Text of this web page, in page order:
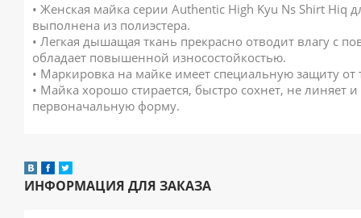
• Женская майка серии Authentic High Kyu Ns Shirt Hiq
выполнена из полиэстера.
• Легкая дышащая ткань прекрасно отводит влагу с
обладает повышенной износостойкостью.
• Маркировка на майке имеет специальную защиту от
• Майка хорошо стирается, быстро сохнет, не линяет и
первоначальную форму.
ИНФОРМАЦИЯ ДЛЯ ЗАКАЗА